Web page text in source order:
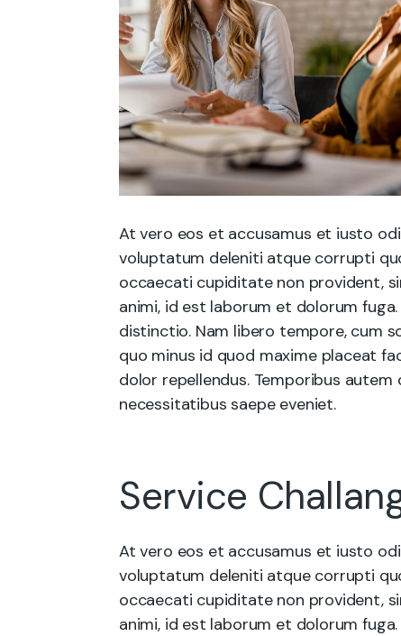
At vero eos et accusamus et iusto
voluptatum deleniti atque corrupti
occaecati cupiditate non provident,
animi, id est laborum et dolorum
distinctio. Nam libero tempore, cum
quo minus id quod maxime placeat
dolor repellendus. Temporibus
necessitatibus saepe eveniet.
Service
At vero eos et accusamus et iusto
voluptatum deleniti atque corrupti
occaecati cupiditate non provident,
animi, id est laborum et dolorum